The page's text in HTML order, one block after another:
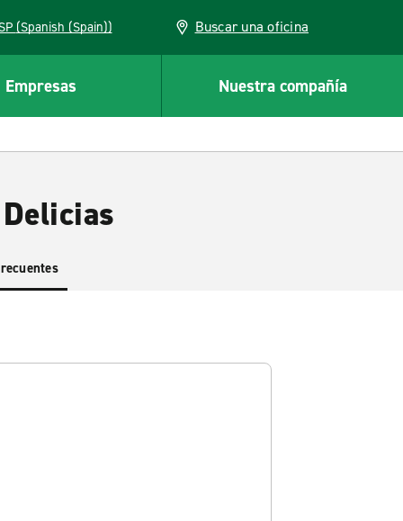
ESP (Spanish (Spain)) Buscar una oficina
Empresas Nuestra compañía